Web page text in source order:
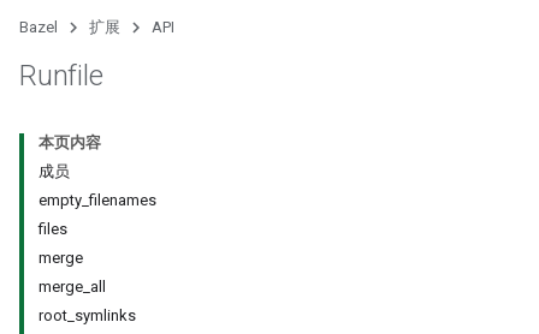
Bazel 扩展 API
Runfile
本页内容
成员
empty_filenames
files
merge
merge_all
root_symlinks